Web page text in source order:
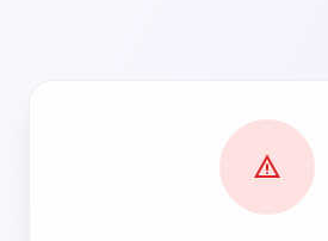
warning